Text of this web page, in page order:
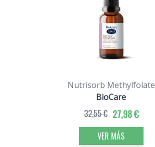
Nutrisorb Methylfolate
BioCare
27,98 €
32,55 €
VER MÁS